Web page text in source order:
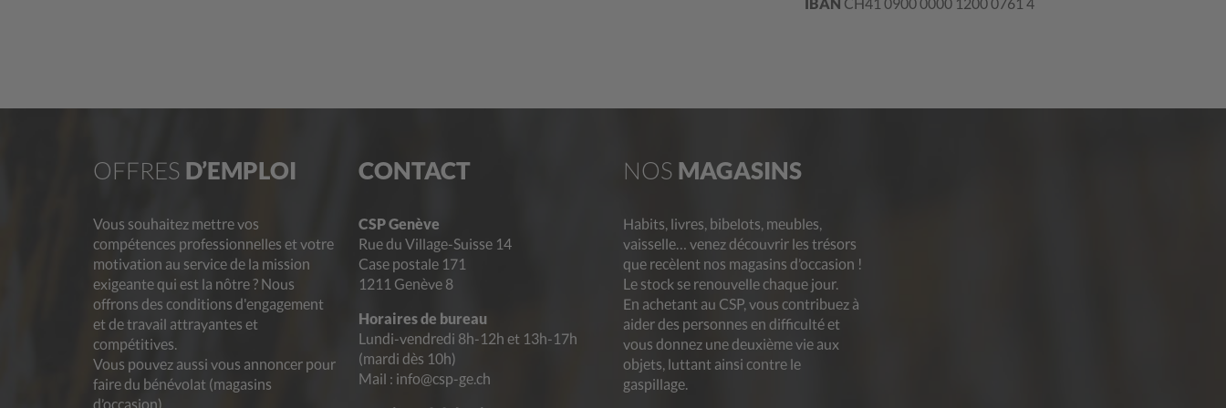
IBAN CH41 0900 0000 1200 0761 4
OFFRES D’EMPLOI
Vous souhaitez mettre vos
compétences professionnelles et votre
motivation au service de la mission
exigeante qui est la nôtre ? Nous
offrons des conditions d'engagement
et de travail attrayantes et
compétitives.
Vous pouvez aussi vous annoncer pour
faire du bénévolat (magasins
d’occasion).
CONTACT
CSP Genève
Rue du Village-Suisse 14
Case postale 171
1211 Genève 8
Horaires de bureau
Lundi-vendredi 8h-12h et 13h-17h
(mardi dès 10h)
Mail : info@csp-ge.ch
NOS MAGASINS
Habits, livres, bibelots, meubles,
vaisselle… venez découvrir les trésors
que recèlent nos magasins d’occasion !
Le stock se renouvelle chaque jour.
En achetant au CSP, vous contribuez à
aider des personnes en difficulté et
vous donnez une deuxième vie aux
objets, luttant ainsi contre le
gaspillage.